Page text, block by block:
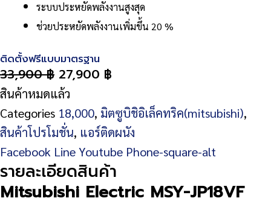
ระบบประหยัดพลังงานสูงสุด
ช่วยประหยัดพลังงานเพิ่มขึ้น 20 %
ติดตั้งฟรีแบบมาตรฐาน
33,900฿ 27,900 ฿
สินค้าหมดแล้ว
Categories 18,000, มิตซูบิชิอิเล็คทริค(mitsubishi),
สินค้าโปรโมชั่น, แอร์ติดผนัง
Facebook LineYoutube Phone-square-alt
รายละเอียดสินค้า
Mitsubishi Electric MSY-JP18VF